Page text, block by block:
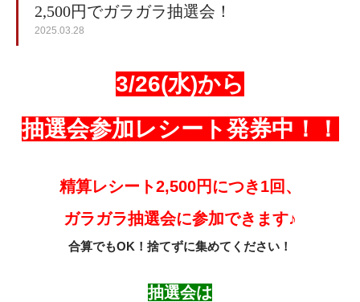
2,500円でガラガラ抽選会！
2025.03.28
3/26(水)から
抽選会参加レシート発券中！！
精算レシート2,500円につき1回、
ガラガラ抽選会に参加できます♪
合算でもOK！捨てずに集めてください！
抽選会は